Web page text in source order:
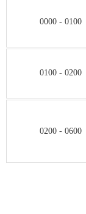
0000 - 0100
0100 - 0200
0200 - 0600